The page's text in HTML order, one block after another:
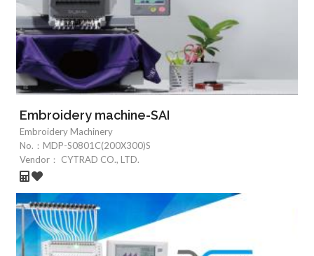
Embroidery machine-SAI
Embroidery Machinery
No.： MDP-S0801C(200X300)S
Vendor：
CYTRAD CO., LTD.